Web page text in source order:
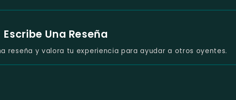
Escribe Una Reseña
reseña y valora tu experiencia para ayudar a otros oyentes.